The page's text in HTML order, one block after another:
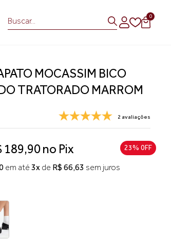
0
MOCASSIM BICO
TRATORADO MARROM
2 avaliações
189,90 no Pix
em até 3x de R$ 66,63 sem juros
23% 0FF